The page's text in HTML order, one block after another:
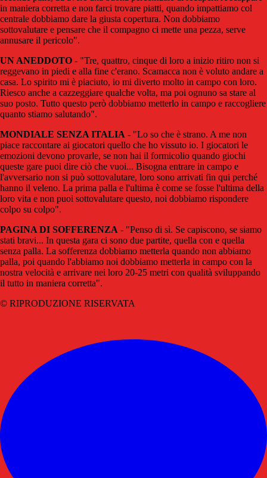
in maniera corretta e non farci trovare piatti, quando impattiamo col
centrale dobbiamo dare la giusta copertura. Non dobbiamo
sottovalutare e pensare che il compagno ci mette una pezza, serve
annusare il pericolo".
UN ANEDDOTO - "Tre, quattro, cinque di loro a inizio ritiro non si
reggevano in piedi e alla fine c'erano. Scamacca non è voluto andare a
casa. Lo spirito mi è piaciuto, io mi diverto molto in campo con loro.
Riesco anche a cazzeggiare qualche volta, ma poi ognuno sa stare al
suo posto. Tutto questo però dobbiamo metterlo in campo e raccogliere
quanto stiamo salutando".
MONDIALE SENZA ITALIA - "Lo so che è strano. A me non
piace raccontare ai giocatori quello che ho vissuto io. I giocatori le
emozioni devono provarle, se non hai il formicolio quando giochi
queste gare puoi dire ciò che vuoi... Bisogna entrare in campo e
l'avversario non si può sottovalutare, loro sono arrivati fin qui perché
hanno il veleno. La prima palla e l'ultima è come se fosse l'ultima della
loro vita e non puoi sottovalutare questo, noi dobbiamo rispondere
colpo su colpo".
PAGINA DI SOFFERENZA - "Penso di sì. Se capiscono, se siamo
stati bravi... In questa gara ci sono due partite, quella con e quella
senza palla. La sofferenza dobbiamo metterla quando non abbiamo
palla, poi quando l'abbiamo noi dobbiamo metterla in campo con la
nostra velocità e arrivare nei loro 20-25 metri con qualità sviluppando
il tutto in maniera corretta".
© RIPRODUZIONE RISERVATA